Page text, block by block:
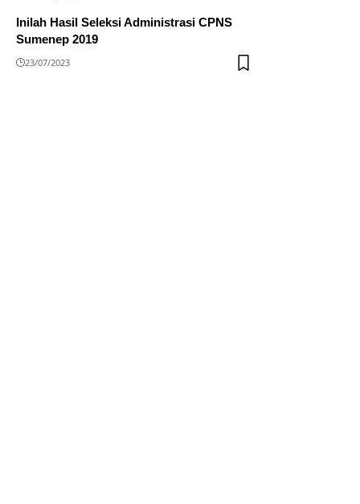
Inilah Hasil Seleksi Administrasi CPNS
Sumenep 2019
23/07/2023